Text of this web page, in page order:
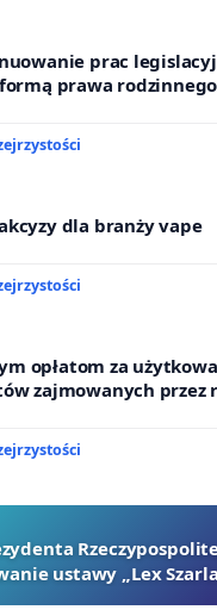
prac
prawa rodzinnego
dla branży vape
opłatom za
zajmowanych przez
ustawy „Lex